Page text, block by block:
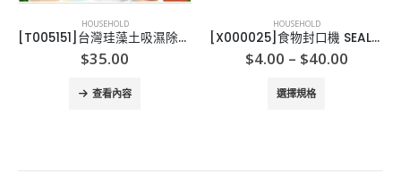
HOUSEHOLD
[T005151]台灣珪藻土吸濕除臭萬用粉
$35.00
查看內容
HOUSEHOLD
[X000025]食物封口機 SEALABAG
$4.00 – $40.00Price
選擇規格